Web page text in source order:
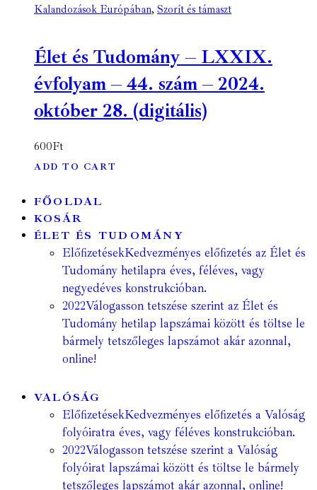
Kalandozások Európában, Szorít és támaszt
Élet és Tudomány – LXXIX.
évfolyam – 44. szám – 2024.
október 28. (digitális)
600Ft
ADD TO CART
FŐOLDAL
KOSÁR
ÉLET ÉS TUDOMÁNY
ElőfizetésekKedvezményes előfizetés az Élet és
Tudomány hetilapra éves, féléves, vagy
negyedéves konstrukcióban.
2022Válogasson tetszése szerint az Élet és
Tudomány hetilap lapszámai között és töltse le
bármely tetszőleges lapszámot akár azonnal,
online!
VALÓSÁG
ElőfizetésekKedvezményes előfizetés a Valóság
folyóiratra éves, vagy féléves konstrukcióban.
2022Válogasson tetszése szerint a Valóság
folyóirat lapszámai között és töltse le bármely
tetszőleges lapszámot akár azonnal, online!